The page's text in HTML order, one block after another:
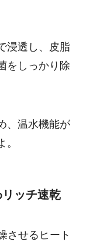
浸透し、皮脂
をしっかり除
、温水機能が
ッチ速乾
させるヒート